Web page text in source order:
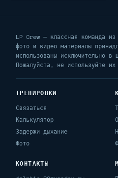
LP Crew — классная команда
фото и видео материалы
использованы исключительно в
Пожалуйста, не используйте
ТРЕНИРОВКИ
Связаться
Калькулятор
Задержи дыхание
Фото
КОНТАКТЫ